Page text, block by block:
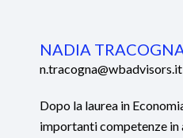
NADIA
n.tracogna@wbadvisors.it
Dopo la laurea in
importanti competenze